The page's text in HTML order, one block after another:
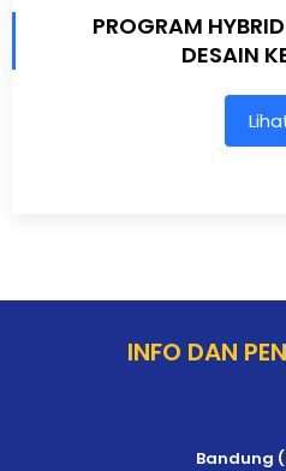
PROGRAM
DESAIN
INFO DAN
Bandung